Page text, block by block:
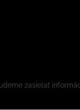
zasielať